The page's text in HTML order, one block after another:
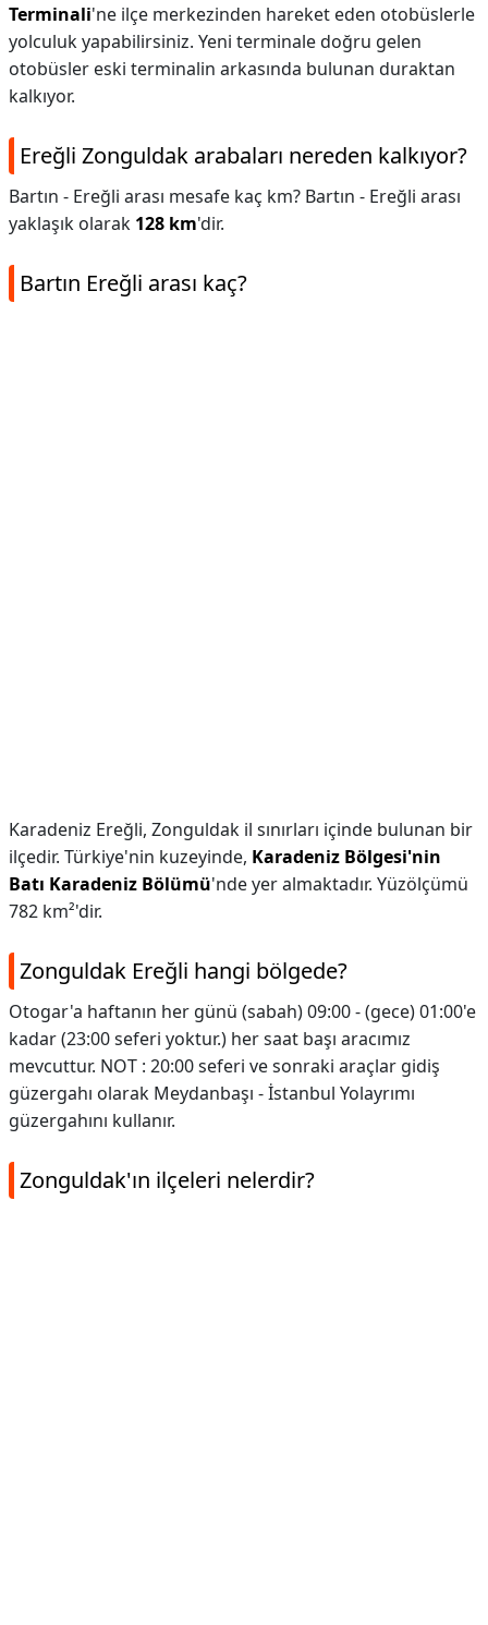
Terminali'ne ilçe merkezinden hareket eden otobüslerle
yolculuk yapabilirsiniz. Yeni terminale doğru gelen
otobüsler eski terminalin arkasında bulunan duraktan
kalkıyor.
Ereğli Zonguldak arabaları nereden kalkıyor?
Bartın - Ereğli arası mesafe kaç km? Bartın - Ereğli arası
yaklaşık olarak 128 km'dir.
Bartın Ereğli arası kaç?
Karadeniz Ereğli, Zonguldak il sınırları içinde bulunan bir
ilçedir. Türkiye'nin kuzeyinde, Karadeniz Bölgesi'nin
Batı Karadeniz Bölümü'nde yer almaktadır. Yüzölçümü
782 km²'dir.
Zonguldak Ereğli hangi bölgede?
Otogar'a haftanın her günü (sabah) 09:00 - (gece) 01:00'e
kadar (23:00 seferi yoktur.) her saat başı aracımız
mevcuttur. NOT : 20:00 seferi ve sonraki araçlar gidiş
güzergahı olarak Meydanbaşı - İstanbul Yolayrımı
güzergahını kullanır.
Zonguldak'ın ilçeleri nelerdir?